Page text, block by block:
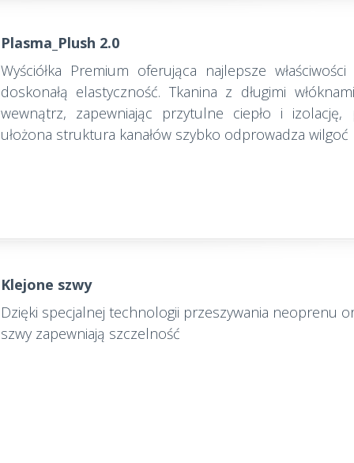
Plasma_Plush 2.0
Wyściółka Premium oferująca najlepsze
doskonałą elastyczność. Tkanina z długimi
wewnątrz, zapewniając przytulne ciepło i
ułożona struktura kanałów szybko odprowadza wilgoć
Klejone szwy
Dzięki specjalnej technologii przeszywania neoprenu
szwy zapewniają szczelność